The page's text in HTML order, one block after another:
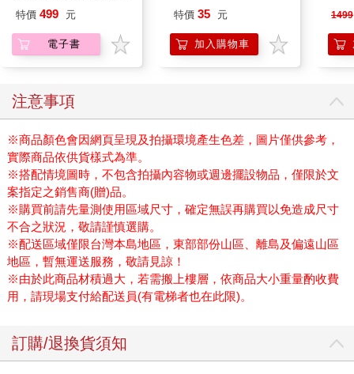
我療癒聖經（長銷典
特價 499 元
電子書
特價 35 元
加入購物車
機)
1499
注意事項
※商品顏色會因網頁呈現及拍攝環境產生色差，圖片僅供參考，
實際商品依供貨樣式為準。
※搭配情境圖時，不包含拍攝內容物或週邊擺設物品，僅限於文
案指定之銷售商(贈)品。
※購買前請先量測使用區域尺寸，確定無誤再購買以免造成尺寸
不合之狀況，敬請謹慎選購。
※配送區域僅限台灣本島地區，東部部份山區、離島及偏遠山區
地區，暫無運送服務，敬請見諒！
※由於此商品材積過大，若需搬上樓層，依商品大小重量酌收費
用，請現場支付給配送員(有電梯者也在此限)。
訂購/退換貨須知